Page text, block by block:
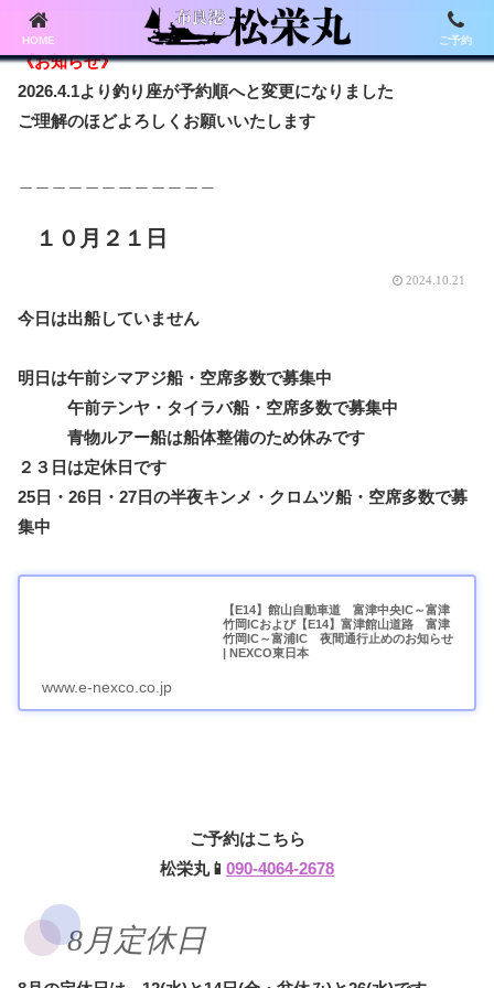
《お知らせ》
2026.4.1より釣り座が予約順へと変更になりました
ご理解のほどよろしくお願いいたします
１０月２１日
2024.10.21
今日は出船していません
明日は午前シマアジ船・空席多数で募集中
午前テンヤ・タイラバ船・空席多数で募集中
青物ルアー船は船体整備のため休みです
２３日は定休日です
25日・26日・27日の半夜キンメ・クロムツ船・空席多数で募
集中
【E14】館山自動車道 富津中央IC～富津
竹岡ICおよび【E14】富津館山道路 富津
竹岡IC～富浦IC 夜間通行止めのお知らせ
| NEXCO東日本
www.e-nexco.co.jp
ご予約はこちら
松栄丸📱 090-4064-2678
8月定休日
HOME ご予約